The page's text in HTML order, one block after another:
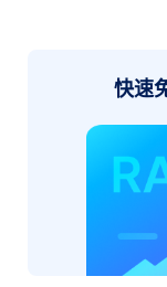
快速